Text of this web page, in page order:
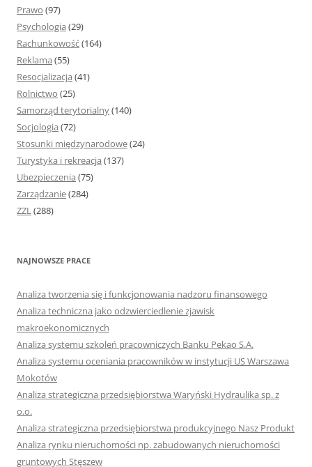
Prawo (97)
Psychologia (29)
Rachunkowość(164)
Reklama (55)
Resocjalizacja (41)
Rolnictwo (25)
Samorząd terytorialny(140)
Socjologia (72)
Stosunki międzynarodowe(24)
Turystyka i rekreacja (137)
Ubezpieczenia (75)
Zarządzanie(284)
ZZL(288)
NAJNOWSZE PRACE
Analiza tworzenia się i funkcjonowania nadzoru finansowego
Analiza techniczna jako odzwierciedlenie zjawisk
makroekonomicznych
Analiza systemu szkoleń pracowniczych Banku Pekao S.A.
Analiza systemu oceniania pracowników w instytucji US Warszawa
Mokotów
Analiza strategiczna przedsiębiorstwa Waryński Hydraulika sp. z
o.o.
Analiza strategiczna przedsiębiorstwa produkcyjnego Nasz Produkt
Analiza rynku nieruchomości np. zabudowanych nieruchomości
gruntowych Stęszew